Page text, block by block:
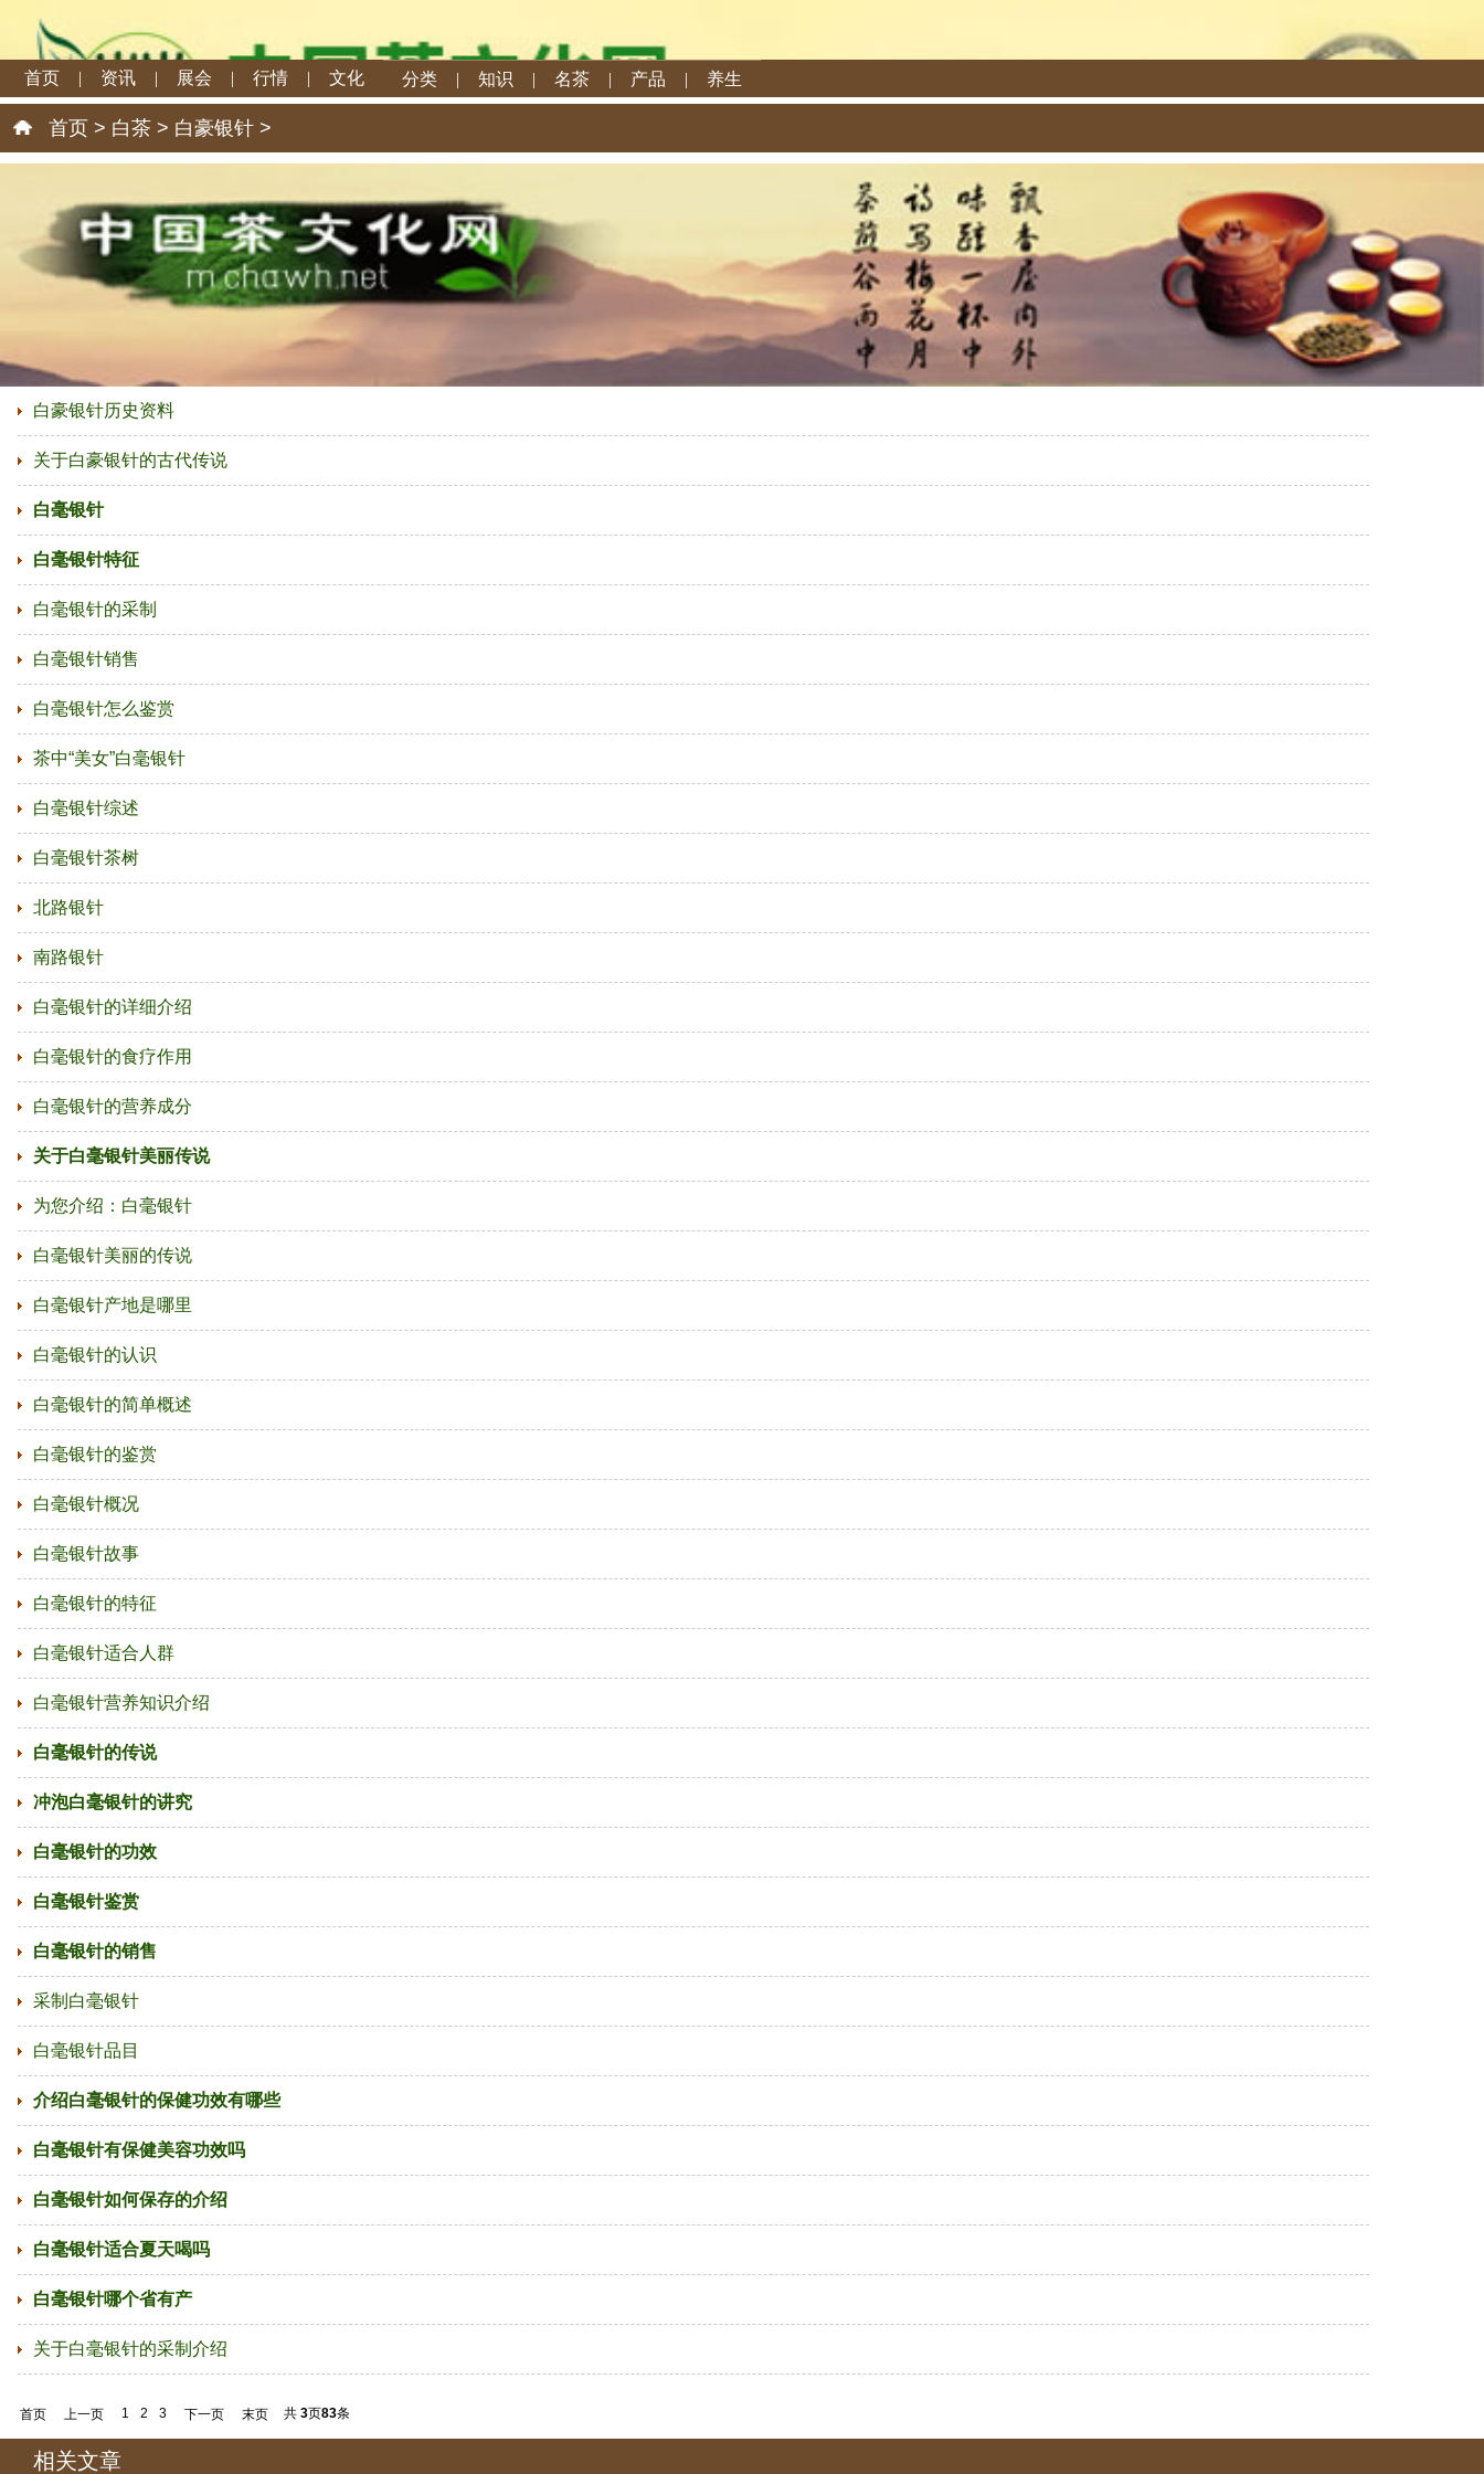
首页 | 资讯 | 展会 | 行情 | 文化 分类 | 知识 | 名茶 | 产品 | 养生
首页 > 白茶 > 白豪银针 >
白豪银针历史资料
关于白豪银针的古代传说
白毫银针
白毫银针特征
白毫银针的采制
白毫银针销售
白毫银针怎么鉴赏
茶中“美女”白毫银针
白毫银针综述
白毫银针茶树
北路银针
南路银针
白毫银针的详细介绍
白毫银针的食疗作用
白毫银针的营养成分
关于白毫银针美丽传说
为您介绍：白毫银针
白毫银针美丽的传说
白毫银针产地是哪里
白毫银针的认识
白毫银针的简单概述
白毫银针的鉴赏
白毫银针概况
白毫银针故事
白毫银针的特征
白毫银针适合人群
白毫银针营养知识介绍
白毫银针的传说
冲泡白毫银针的讲究
白毫银针的功效
白毫银针鉴赏
白毫银针的销售
采制白毫银针
白毫银针品目
介绍白毫银针的保健功效有哪些
白毫银针有保健美容功效吗
白毫银针如何保存的介绍
白毫银针适合夏天喝吗
白毫银针哪个省有产
关于白毫银针的采制介绍
首页 上一页 1 2 3 下一页 末页 共 3页83条
相关文章